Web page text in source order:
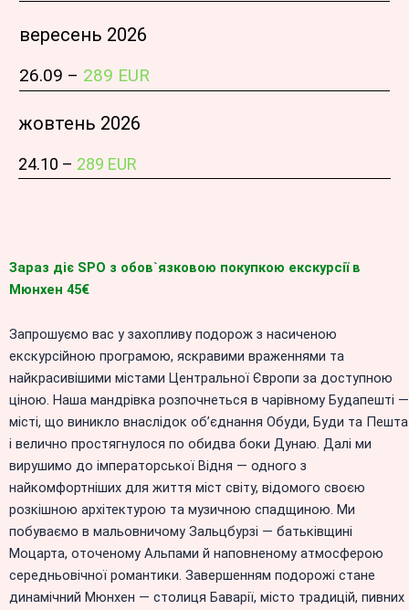
вересень 2026
26.09 – 289 EUR
жовтень 2026
24.10 – 289 EUR
Зараз діє SPO з обов`язковою покупкою екскурсії в
Мюнхен 45€
Запрошуємо вас у захопливу подорож з насиченою
екскурсійною програмою, яскравими враженнями та
найкрасивішими містами Центральної Європи за доступною
ціною. Наша мандрівка розпочнеться в чарівному Будапешті —
місті, що виникло внаслідок об’єднання Обуди, Буди та Пешта
і велично простягнулося по обидва боки Дунаю. Далі ми
вирушимо до імператорської Відня — одного з
найкомфортніших для життя міст світу, відомого своєю
розкішною архітектурою та музичною спадщиною. Ми
побуваємо в мальовничому Зальцбурзі — батьківщині
Моцарта, оточеному Альпами й наповненому атмосферою
середньовічної романтики. Завершенням подорожі стане
динамічний Мюнхен — столиця Баварії, місто традицій, пивних